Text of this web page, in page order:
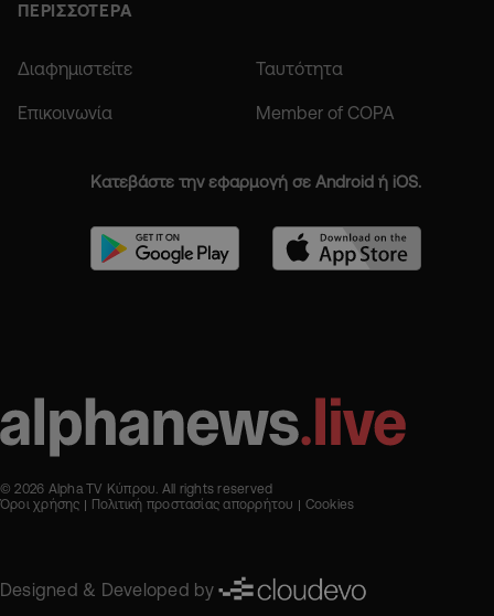
ΠΕΡΙΣΣΟΤΕΡΑ
Διαφημιστείτε Ταυτότητα
Επικοινωνία Member of COPA
Κατεβάστε την εφαρμογή σε Android ή iOS.
© 2026 Alpha TV Κύπρου. All rights reserved
Όροι χρήσης
Πολιτική προστασίας απορρήτου Cookies
Designed & Developed by